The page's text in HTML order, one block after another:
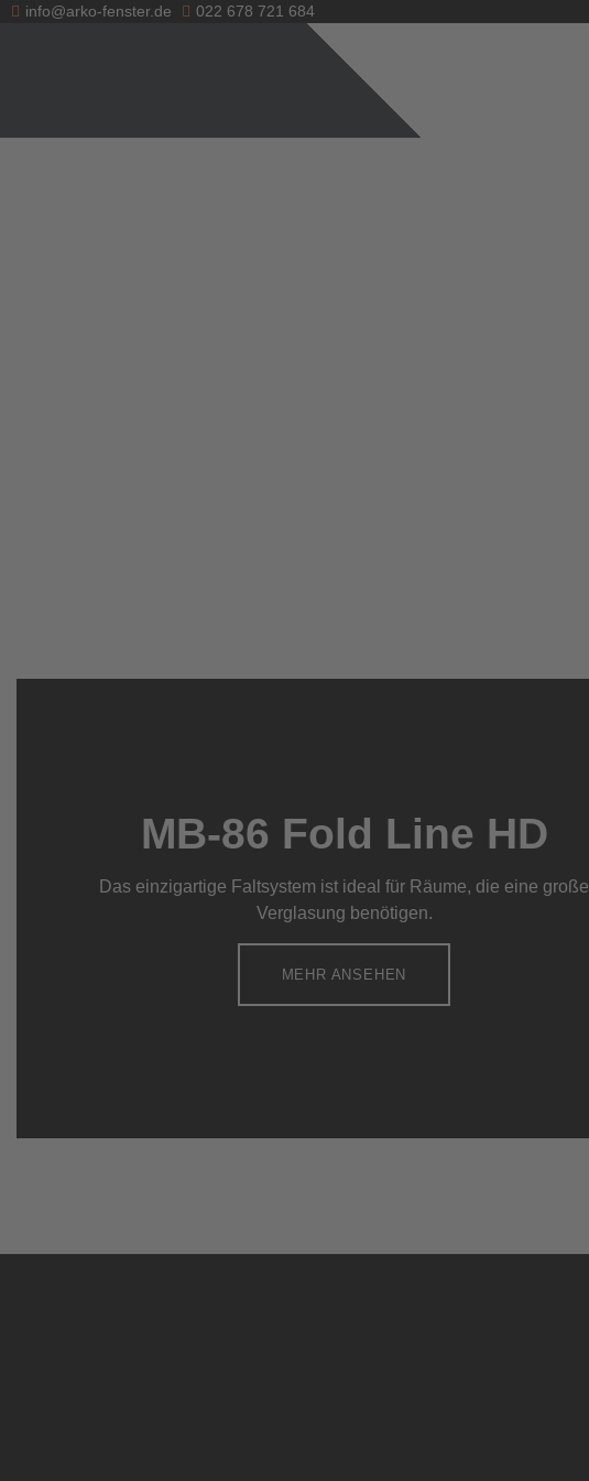
info@arko-fenster.de 022 678 721 684
MB-86 Fold Line HD
Das einzigartige Faltsystem ist ideal für Räume, die eine große
Verglasung benötigen.
MEHR ANSEHEN